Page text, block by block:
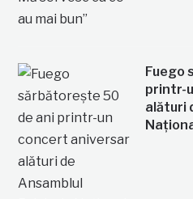
Fuego
printr-
alături